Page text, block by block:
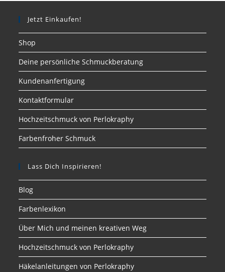
Jetzt Einkaufen!
Shop
Deine persönliche Schmuckberatung
Kundenanfertigung
Kontaktformular
Hochzeitschmuck von Perlokraphy
Farbenfroher Schmuck
Lass Dich Inspirieren!
Blog
Farbenlexikon
Über Mich und meinen kreativen Weg
Hochzeitschmuck von Perlokraphy
Häkelanleitungen von Perlokraphy